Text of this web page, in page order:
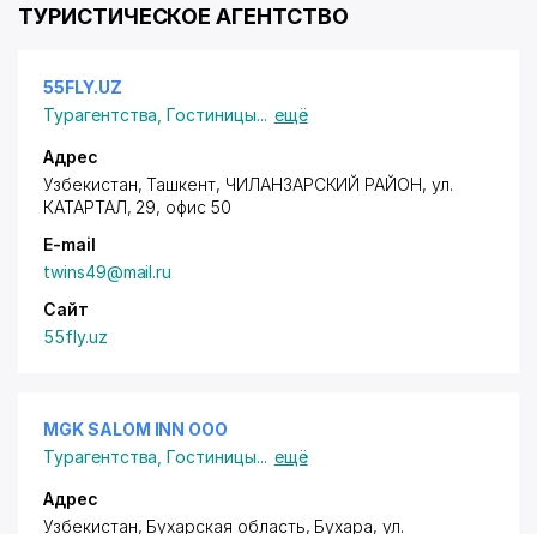
ТУРИСТИЧЕСКОЕ АГЕНТСТВО
55FLY.UZ
Турагентства ,Гостиницы... ещё
Адрес
Узбекистан,Ташкент, ЧИЛАНЗАРСКИЙ РАЙОН, ул.
КАТАРТАЛ, 29, офис 50
E-mail
twins49@mail.ru
Сайт
55fly.uz
MGK SALOM INN ООО
Турагентства ,Гостиницы... ещё
Адрес
Узбекистан, Бухарская область, Бухара,ул.